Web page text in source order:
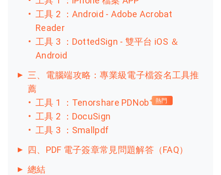
工具 2 ：Android - Adobe Acrobat
Reader
工具 3 ：DottedSign - 雙平台 iOS ＆
Android
三、電腦端攻略：專業級電子檔簽名工具推
薦
工具 1 ：Tenorshare PDNob
熱門
工具 2 ：DocuSign
工具 3 ：Smallpdf
四、PDF 電子簽章常見問題解答（FAQ）
總結